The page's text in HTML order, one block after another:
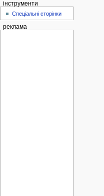
інструменти
Спеціальні сторінки
реклама